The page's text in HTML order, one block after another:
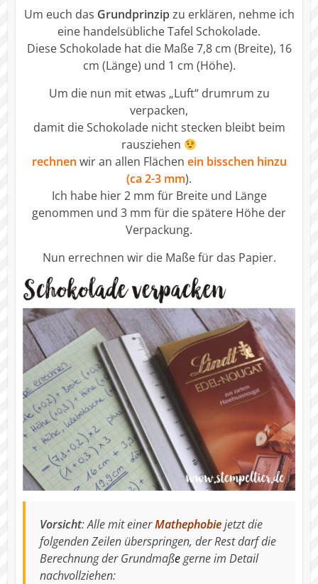
Um euch das Grundprinzipzu erklären, nehme ich
eine handelsübliche Tafel Schokolade.
Diese Schokolade hat die Maße 7,8 cm (Breite), 16
cm (Länge) und 1 cm (Höhe).
Um die nun mit etwas „Luft“ drumrum zu
verpacken,
damit die Schokolade nicht stecken bleibt beim
rausziehen
rechnen wir an allen Flächen ein bisschen hinzu
(ca 2-3 mm).
Ich habe hier 2 mm für Breite und Länge
genommen und 3 mm für die spätere Höhe der
Verpackung.
Nun errechnen wir die Maße für das Papier.
Vorsicht: Alle mit einerMathephobiejetzt die
folgenden Zeilen überspringen, der Rest darf die
Berechnung der Grundmaßegerne im Detail
nachvollziehen: